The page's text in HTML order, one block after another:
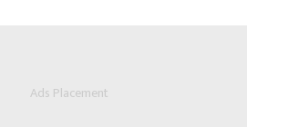
Ads Placement